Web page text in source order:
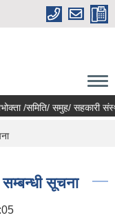
समुह/ सहकारी संस्था
सम्बन्धी सूचना